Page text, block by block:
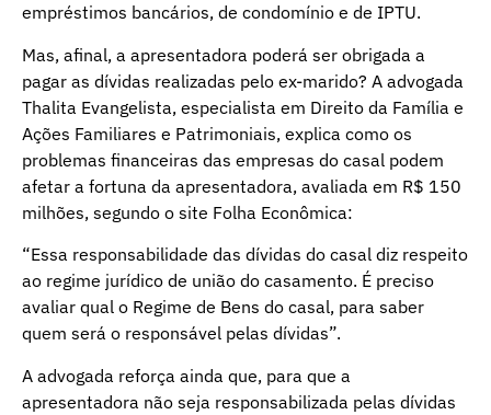
empréstimos bancários, de condomínio e de IPTU.
Mas, afinal, a apresentadora poderá ser obrigada a
pagar as dívidas realizadas pelo ex-marido? A advogada
Thalita Evangelista, especialista em Direito da Família e
Ações Familiares e Patrimoniais, explica como os
problemas financeiras das empresas do casal podem
afetar a fortuna da apresentadora, avaliada em R$ 150
milhões, segundo o site Folha Econômica:
“Essa responsabilidade das dívidas do casal diz respeito
ao regime jurídico de união do casamento. É preciso
avaliar qual o Regime de Bens do casal, para saber
quem será o responsável pelas dívidas”.
A advogada reforça ainda que, para que a
apresentadora não seja responsabilizada pelas dívidas